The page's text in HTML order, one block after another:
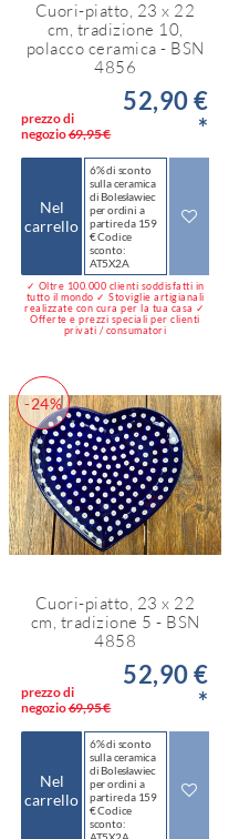
Cuori-piatto, 23 x 22
cm, tradizione 10,
polacco ceramica - BSN
4856
prezzo di
negozio69,95 €
52,90 €
*
Nel
carrello
6% di sconto
sulla ceramica
di Bolesławiec
per ordini a
partire da 159
€ Codice
sconto:
AT5X2A
✓ Oltre 100.000 clienti soddisfatti in
tutto il mondo ✓ Stoviglie artigianali
realizzate con cura per la tua casa ✓
Offerte e prezzi speciali per clienti
privati / consumatori
-24%
Cuori-piatto, 23 x 22
cm, tradizione 5 - BSN
4858
prezzo di
negozio69,95 €
52,90 €
*
Nel
carrello
6% di sconto
sulla ceramica
di Bolesławiec
per ordini a
partire da 159
€ Codice
sconto: